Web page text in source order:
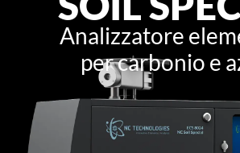
Analizzatore
per carbonio e